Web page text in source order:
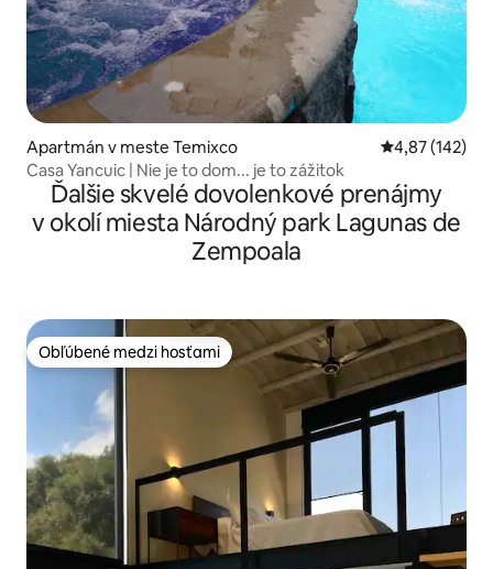
Apartmán v meste Temixco Priemerné
4,87 (142)
Casa Yancuic | Nie je to dom... je to zážitok
Ďalšie skvelé dovolenkové prenájmy
v okolí miesta Národný park Lagunas de
Zempoala
Obľúbené medzi hosťami
Obľúbené medzi hosťami